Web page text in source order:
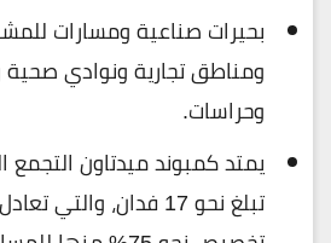
بحيرات صناعية ومسارات
ومناطق تجارية ونوادي
وحراسات.
يمتد كمبوند ميدتاون